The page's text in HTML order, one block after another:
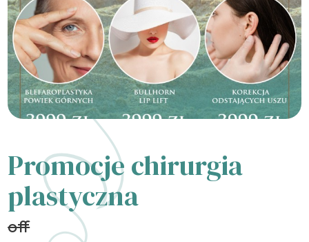
Promocje chirurgia
plastyczna
off